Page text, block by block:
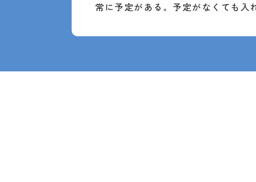
常に予定がある。予定がなくても入